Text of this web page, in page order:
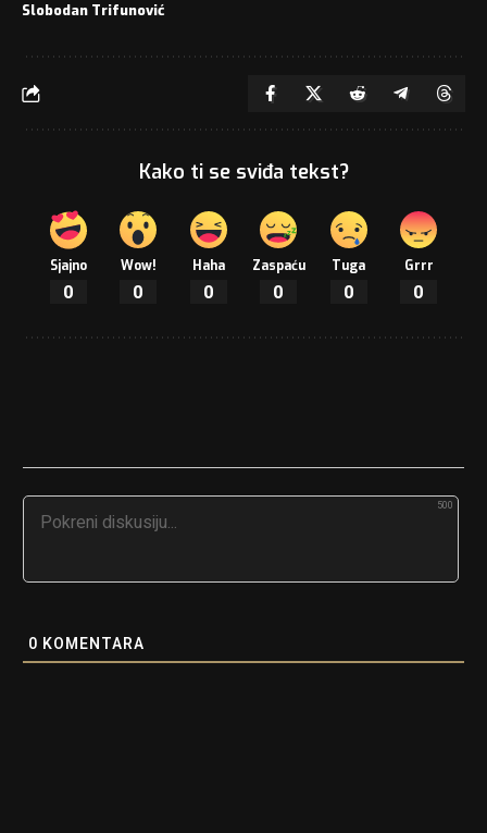
Slobodan Trifunović
Kako ti se sviđa tekst?
Sjajno
0
Wow!
0
Haha
0
Zaspaću
0
Tuga
0
Grrr
0
500
0 KOMENTARA